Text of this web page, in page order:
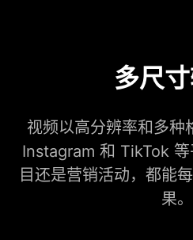
多尺
视频以高分辨率和多种
Instagram 和 TikTok
目还是营销活动，都能
果。